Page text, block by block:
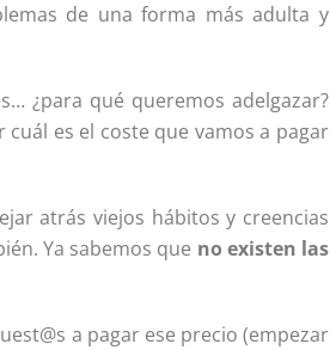
de una forma más adulta y
¿para qué queremos adelgazar?
es el coste que vamos a pagar
atrás viejos hábitos y creencias
Ya sabemos que no existen las
a pagar ese precio (empezar